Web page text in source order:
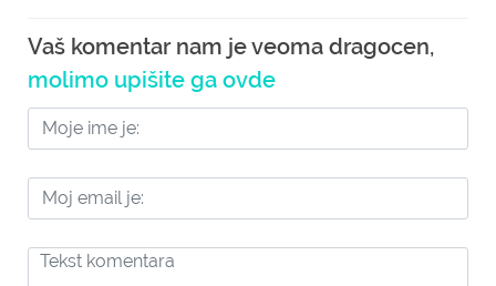
Vaš komentar nam je veoma dragocen,
molimo upišite ga ovde